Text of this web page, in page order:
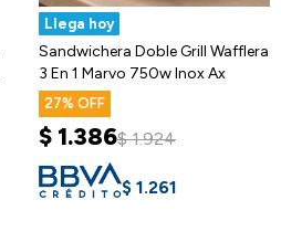
Llega hoy
Sandwichera Doble Grill Wafflera
3 En 1 Marvo 750w Inox Ax
27
$ 1.386$ 1.924
$ 1.261